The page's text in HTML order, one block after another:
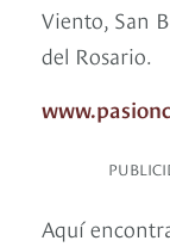
Viento, San
del Rosario.
Aquí